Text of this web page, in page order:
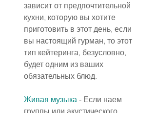
зависит от предпочтительной
кухни, которую вы хотите
приготовить в этот день, если
вы настоящий гурман, то этот
тип кейтеринга, безусловно,
будет одним из ваших
обязательных блюд.
Живая музыка - Если наем